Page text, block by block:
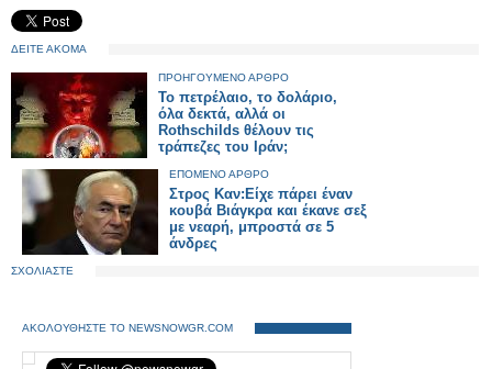
ΔΕΙΤΕ ΑΚΟΜΑ
ΠΡΟΗΓΟΥΜΕΝΟ ΑΡΘΡΟ
Το πετρέλαιο, το δολάριο,
όλα δεκτά, αλλά οι
Rothschilds θέλουν τις
τράπεζες του Ιράν;
ΕΠΟΜΕΝΟ ΑΡΘΡΟ
Στρος Καν:Είχε πάρει έναν
κουβά Βιάγκρα και έκανε σεξ
με νεαρή, μπροστά σε 5
άνδρες
ΣΧΟΛΙΑΣΤΕ
ΑΚΟΛΟΥΘΗΣΤΕ ΤΟ NEWSNOWGR.COM